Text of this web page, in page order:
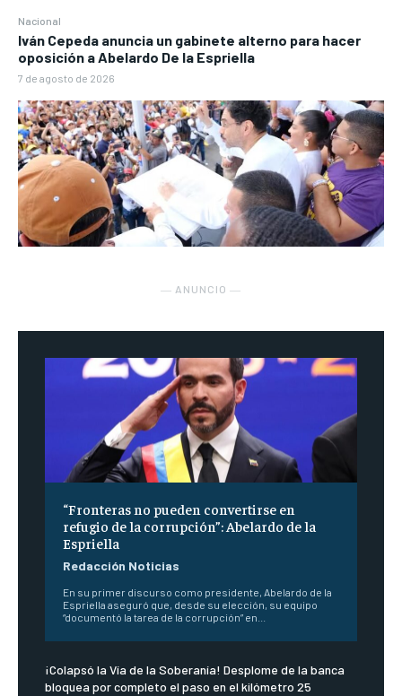
Nacional
Iván Cepeda anuncia un gabinete alterno para hacer
oposición a Abelardo De la Espriella
7 de agosto de 2026
― ANUNCIO ―
“Fronteras no pueden convertirse en
refugio de la corrupción”: Abelardo de la
Espriella
Redacción Noticias
En su primer discurso como presidente, Abelardo de la
Espriella aseguró que, desde su elección, su equipo
“documentó la tarea de la corrupción” en...
¡Colapsó la Vía de la Soberanía! Desplome de la banca
bloquea por completo el paso en el kilómetro 25